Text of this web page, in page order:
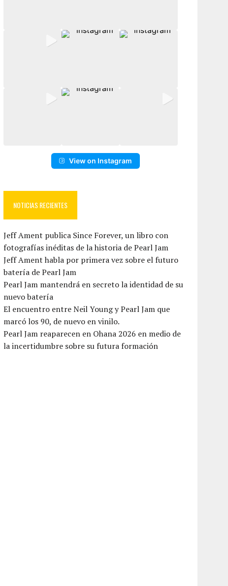
View on Instagram
NOTICIAS RECIENTES
Jeff Ament publica Since Forever, un libro con
fotografías inéditas de la historia de Pearl Jam
Jeff Ament habla por primera vez sobre el futuro
batería de Pearl Jam
Pearl Jam mantendrá en secreto la identidad de su
nuevo batería
El encuentro entre Neil Young y Pearl Jam que
marcó los 90, de nuevo en vinilo.
Pearl Jam reaparecen en Ohana 2026 en medio de
la incertidumbre sobre su futura formación